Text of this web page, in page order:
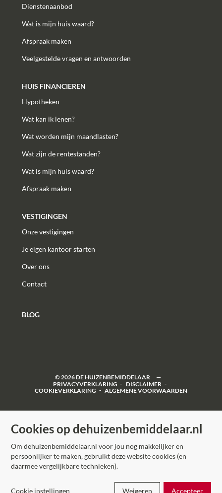
Dienstenaanbod
Wat is mijn huis waard?
Afspraak maken
Veelgestelde vragen en antwoorden
HUIS FINANCIEREN
Hypotheken
Wat kan ik lenen?
Wat worden mijn maandlasten?
Wat zijn de rentestanden?
Wat is mijn huis waard?
Afspraak maken
VESTIGINGEN
Onze vestigingen
Je eigen kantoor starten
Over ons
Contact
BLOG
© 2026DE HUIZENBEMIDDELAAR
PRIVACYVERKLARING
DISCLAIMER
COOKIEVERKLARING
ALGEMENE VOORWAARDEN
Cookies op dehuizenbemiddelaar.nl
Om dehuizenbemiddelaar.nl voor jou nog makkelijker en
persoonlijker te maken, gebruikt deze website cookies (en
daarmee vergelijkbare technieken).
Accepteer
Weigeren
Cookie instellingen